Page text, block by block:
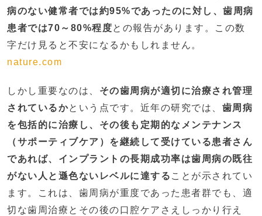
病のない健常者では約95%であったのに対し、歯周病
患者では70～80%程度との報告があります​。この数
字だけ見ると不安になるかもしれません。
nature.com
しかし重要なのは、 その歯周病が適切に治療され管理
されているかという点です。近年の研究では、 歯周病
を包括的に治療し、その後も定期的なメンテナンス
（サポーティブケア）を継続して受けている患者さん
であれば、インプラントの長期成功率は歯周病の既往
がない人と遜色ないレベルに達する ことが示されてい
ます。これは、歯周病が重度であった患者群でも、適
切な歯周治療とその後の口腔ケアさえしっかり行え